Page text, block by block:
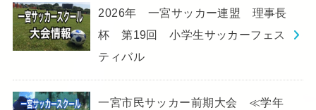
2026年 一宮サッカー連盟 理事長
杯 第19回 小学生サッカーフェス
ティバル
一宮市民サッカー前期大会 ≪学年